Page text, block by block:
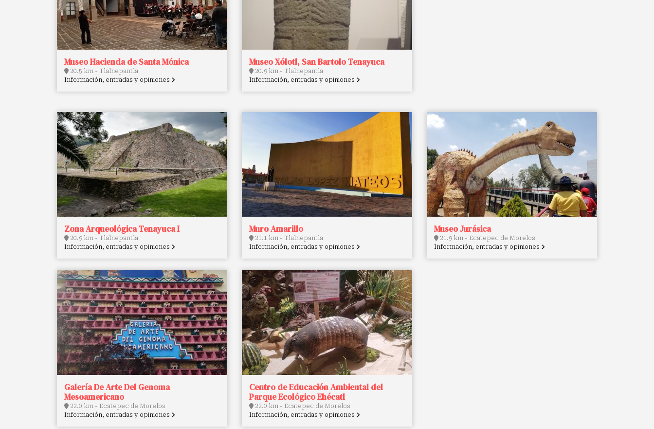
Museo Hacienda de Santa Mónica
20.5 km - Tlalnepantla
Información, entradas y opiniones
Museo Xólotl, San Bartolo Tenayuca
20.9 km - Tlalnepantla
Información, entradas y opiniones
Zona Arqueológica Tenayuca I
20.9 km - Tlalnepantla
Información, entradas y opiniones
Muro Amarillo
21.1 km - Tlalnepantla
Información, entradas y opiniones
Museo Jurásica
21.9 km - Ecatepec de Morelos
Información, entradas y opiniones
Galería De Arte Del Genoma
Mesoamericano
22.0 km - Ecatepec de Morelos
Información, entradas y opiniones
Centro de Educación Ambiental del
Parque Ecológico Ehécatl
22.0 km - Ecatepec de Morelos
Información, entradas y opiniones